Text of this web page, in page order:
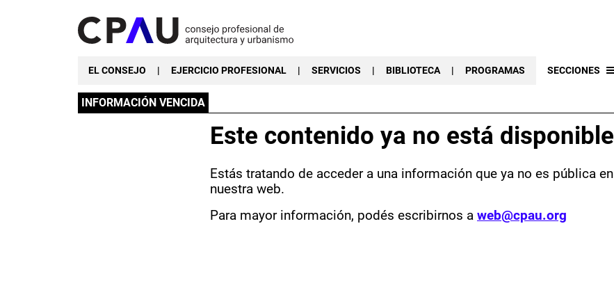
EL CONSEJO | EJERCICIO PROFESIONAL | SERVICIOS | BIBLIOTECA | PROGRAMAS SECCIONES
INFORMACIÓN VENCIDA
Este contenido ya no está disponible
Estás tratando de acceder a una información que ya no es pública en
nuestra web.
Para mayor información, podés escribirnos a web@cpau.org